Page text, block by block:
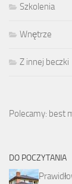
Szkolenia
Wnętrze
Z innej beczki
Polecamy: best
DO POCZYTANIA